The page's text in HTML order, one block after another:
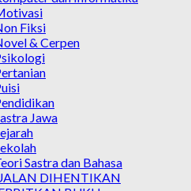
Fiksi
& Cerpen
Jawa
Sastra dan Bahasa
DIHENTIKAN